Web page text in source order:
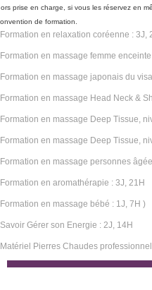
prise en charge, si vous les réservez en
de formation.
Formation en relaxation coréenne : 3J,
Formation en massage femme
Formation en massage japonais du
Formation en massage Head Neck &
Formation en massage Deep Tissue,
Formation en massage Deep Tissue,
Formation en massage personnes
Formation en aromathérapie : 3J, 21H
Formation en massage bébé : 1J, 7H )
Savoir Gérer son Energie : 2J, 14H
Matériel Pierres Chaudes